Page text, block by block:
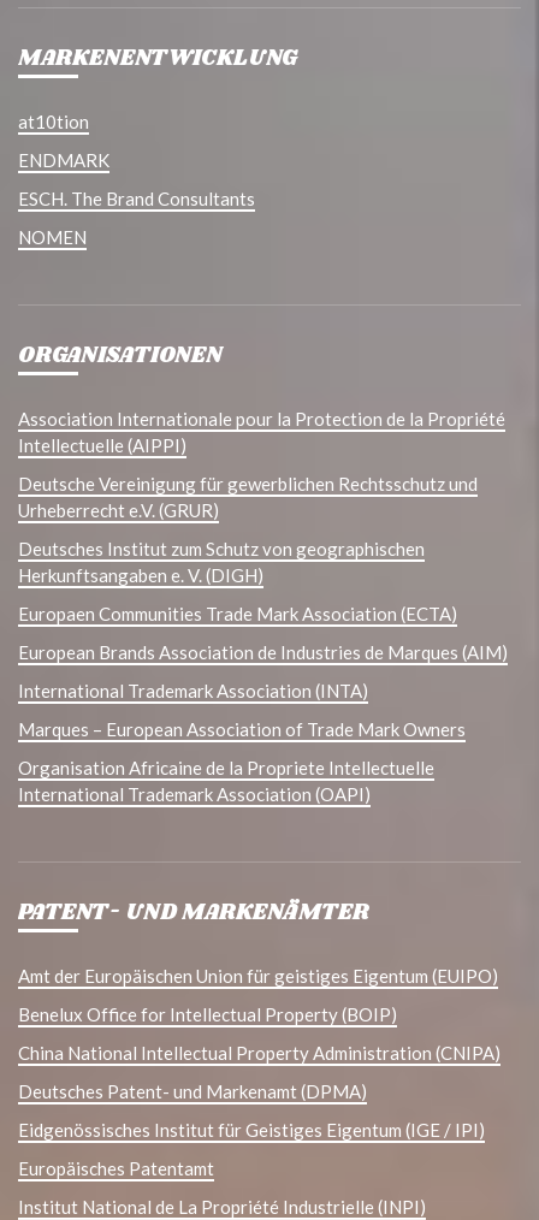
MARKENENTWICKLUNG
at10tion
ENDMARK
ESCH. The Brand Consultants
NOMEN
ORGANISATIONEN
Association Internationale pour la Protection de la Propriété
Intellectuelle (AIPPI)
Deutsche Vereinigung für gewerblichen Rechtsschutz und
Urheberrecht e.V. (GRUR)
Deutsches Institut zum Schutz von geographischen
Herkunftsangaben e. V. (DIGH)
Europaen Communities Trade Mark Association (ECTA)
European Brands Association de Industries de Marques (AIM)
International Trademark Association (INTA)
Marques – European Association of Trade Mark Owners
Organisation Africaine de la Propriete Intellectuelle
International Trademark Association (OAPI)
PATENT- UND MARKENÄMTER
Amt der Europäischen Union für geistiges Eigentum (EUIPO)
Benelux Office for Intellectual Property (BOIP)
China National Intellectual Property Administration (CNIPA)
Deutsches Patent- und Markenamt (DPMA)
Eidgenössisches Institut für Geistiges Eigentum (IGE / IPI)
Europäisches Patentamt
Institut National de La Propriété Industrielle (INPI)